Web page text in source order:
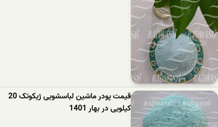
قیمت پودر ماشین لباسشویی ژیکوتک 20
کیلویی در بهار 1401